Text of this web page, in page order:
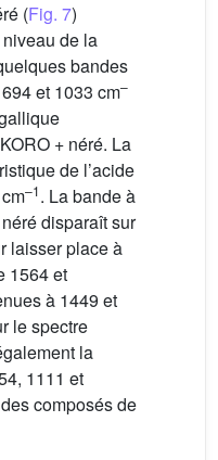
(Fig. 7)
de la
bandes
et 1033 cm–
+ néré. La
de l’acide
–1. La bande à
disparaît sur
laisser place à
1564 et
à 1449 et
le spectre
la
1111 et
composés de